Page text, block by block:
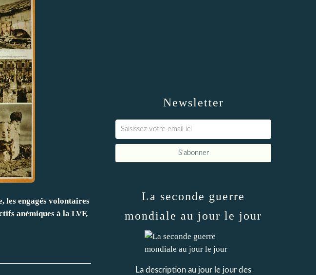
les engagés volontaires
anémiques à la LVF,
Newsletter
La seconde guerre
mondiale au jour le jour
La description au jour le jour des